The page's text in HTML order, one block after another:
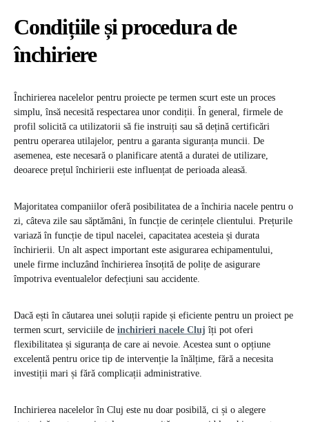
Condițiile și procedura de
închiriere
Închirierea nacelelor pentru proiecte pe termen scurt este un proces
simplu, însă necesită respectarea unor condiții. În general, firmele de
profil solicită ca utilizatorii să fie instruiți sau să dețină certificări
pentru operarea utilajelor, pentru a garanta siguranța muncii. De
asemenea, este necesară o planificare atentă a duratei de utilizare,
deoarece prețul închirierii este influențat de perioada aleasă.
Majoritatea companiilor oferă posibilitatea de a închiria nacele pentru o
zi, câteva zile sau săptămâni, în funcție de cerințele clientului. Prețurile
variază în funcție de tipul nacelei, capacitatea acesteia și durata
închirierii. Un alt aspect important este asigurarea echipamentului,
unele firme incluzând închirierea însoțită de polițe de asigurare
împotriva eventualelor defecțiuni sau accidente.
Dacă ești în căutarea unei soluții rapide și eficiente pentru un proiect pe
termen scurt, serviciile de inchirieri nacele Cluj îți pot oferi
flexibilitatea și siguranța de care ai nevoie. Acestea sunt o opțiune
excelentă pentru orice tip de intervenție la înălțime, fără a necesita
investiții mari și fără complicații administrative.
Inchirierea nacelelor în Cluj este nu doar posibilă, ci și o alegere